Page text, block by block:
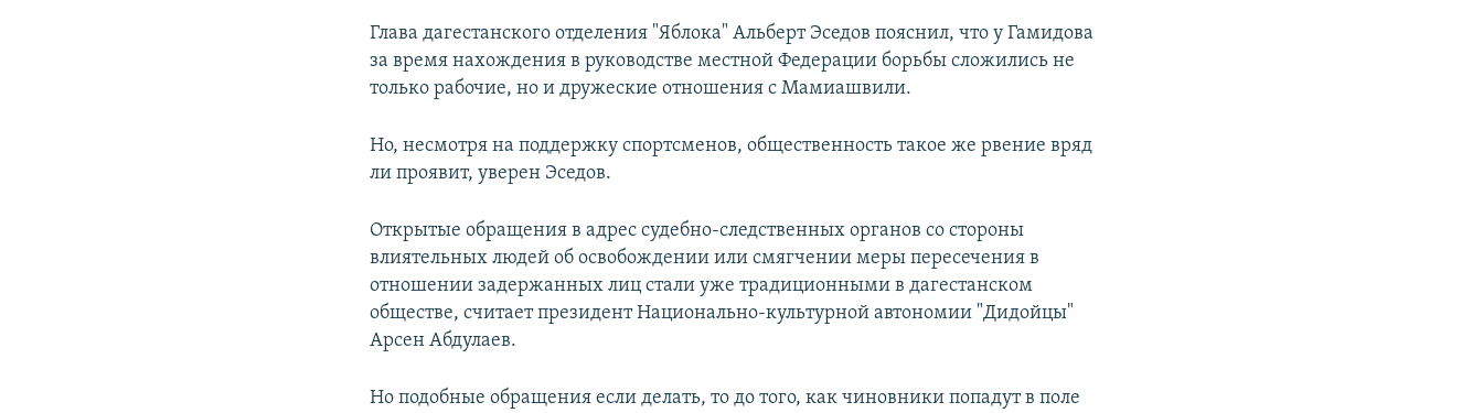
Глава дагестанского отделения "Яблока" Альберт Эседов пояснил, что у Гамидова
за время нахождения в руководстве местной Федерации борьбы сложились не
только рабочие, но и дружеские отношения с Мамиашвили.
Но, несмотря на поддержку спортсменов, общественность такое же рвение вряд
ли проявит, уверен Эседов.
Открытые обращения в адрес судебно-следственных органов со стороны
влиятельных людей об освобождении или смягчении меры пересечения в
отношении задержанных лиц стали уже традиционными в дагестанском
обществе, считает президент Национально-культурной автономии "Дидойцы"
Арсен Абдулаев.
Но подобные обращения если делать, то до того, как чиновники попадут в поле